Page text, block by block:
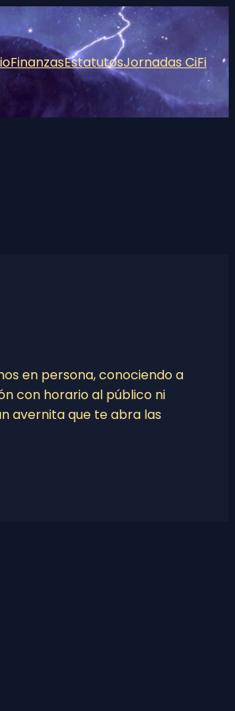
FinanzasEstatutosJornadas CiFi
en persona, conociendo a
con horario al público ni
avernita que te abra las